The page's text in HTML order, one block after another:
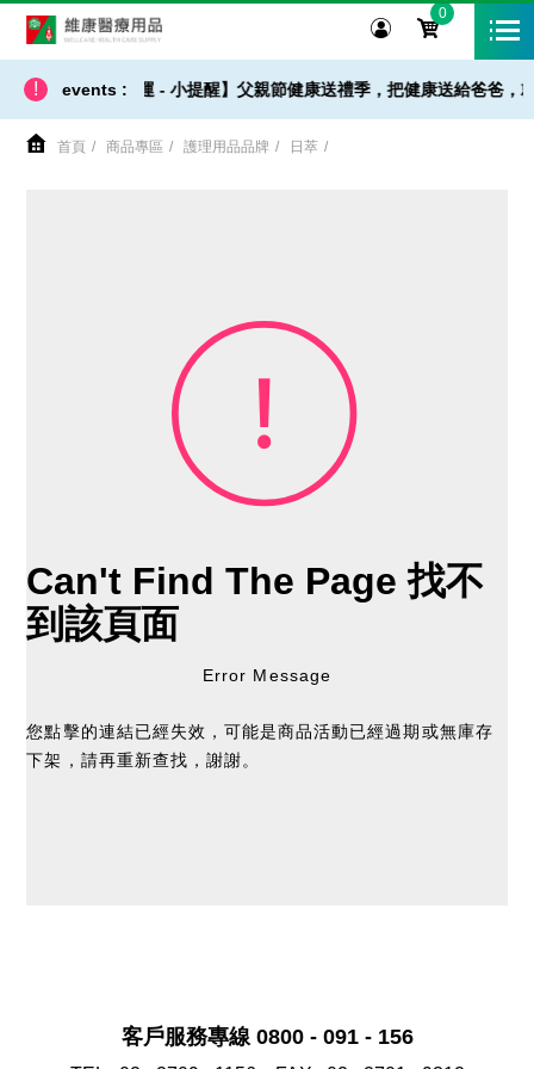
0
! events :
【 出貨 / 免運 - 小提醒】父親節健康送禮季，把健康送給爸爸，
首頁 商品專區 護理用品品牌 日萃
Can't Find The Page找不
到該頁面
Error Message
您點擊的連結已經失效，可能是商品活動已經過期或無庫存
下架，請再重新查找，謝謝。
客戶服務專線 0800 - 091 - 156